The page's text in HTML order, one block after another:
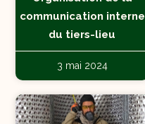
communication interne
du tiers-lieu
3 mai 2024